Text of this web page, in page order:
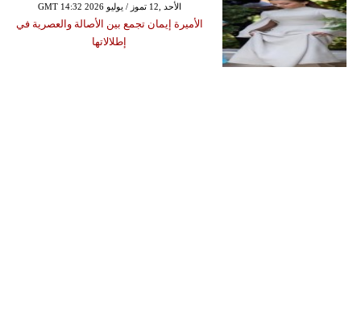
GMT 14:32 2026 الأحد ,12 تموز / يوليو
الأميرة إيمان تجمع بين الأصالة والعصرية في
إطلالاتها